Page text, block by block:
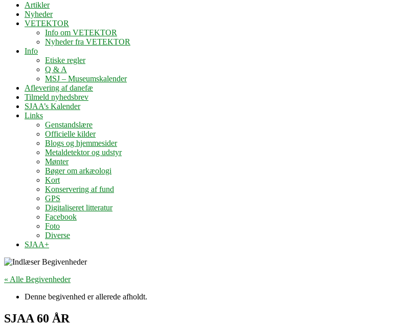
Artikler
Nyheder
VETEKTOR
Info om VETEKTOR
Nyheder fra VETEKTOR
Info
Etiske regler
Q & A
MSJ – Museumskalender
Aflevering af danefæ
Tilmeld nyhedsbrev
SJAA’s Kalender
Links
Genstandslære
Officielle kilder
Blogs og hjemmesider
Metaldetektor og udstyr
Mønter
Bøger om arkæologi
Kort
Konservering af fund
GPS
Digitaliseret litteratur
Facebook
Foto
Diverse
SJAA+
« Alle Begivenheder
Denne begivenhed er allerede afholdt.
SJAA 60 ÅR